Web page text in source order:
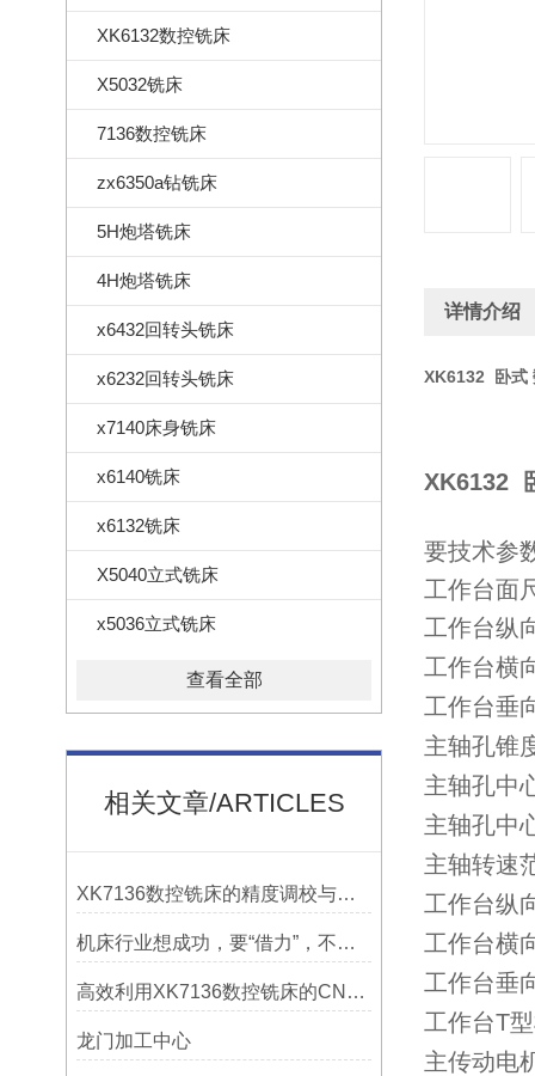
XK6132数控铣床
X5032铣床
7136数控铣床
zx6350a钻铣床
5H炮塔铣床
4H炮塔铣床
x6432回转头铣床
x6232回转头铣床
x7140床身铣床
x6140铣床
x6132铣床
X5040立式铣床
x5036立式铣床
查看全部
相关文章/ARTICLES
XK7136数控铣床的精度调校与性能优化
机床行业想成功，要“借力”，不要“尽力”！
高效利用XK7136数控铣床的CNC系统？
龙门加工中心
详情介绍
XK6132 卧式
XK6132
要技术参
工作台面
工作台纵
工作台横
工作台垂
主轴孔锥
主轴孔中
主轴孔中
主轴转速
工作台纵
工作台横
工作台垂
工作台T
主传动电